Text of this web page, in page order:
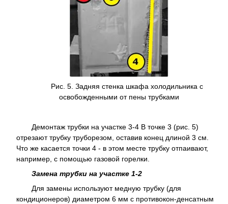
Рис. 5. Задняя стенка шкафа холодильника с
освобожденными от пены трубками
Демонтаж трубки на участке 3-4 В точке 3 (рис. 5)
отрезают трубку труборезом, оставив конец длиной 3 см.
Что же касается точки 4 - в этом месте трубку отпаивают,
например, с помощью газовой горелки.
Замена трубки на участке 1-2
Для замены используют медную трубку (для
кондиционеров) диаметром 6 мм с противокон-денсатным